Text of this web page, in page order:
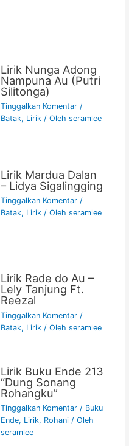
Lirik Nunga Adong
Nampuna Au (Putri
Silitonga)
Tinggalkan Komentar /
Batak, Lirik/ Oleh seramlee
Lirik Mardua Dalan
– Lidya Sigalingging
Tinggalkan Komentar /
Batak, Lirik/ Oleh seramlee
Lirik Rade do Au –
Lely Tanjung Ft.
Reezal
Tinggalkan Komentar /
Batak, Lirik/ Oleh seramlee
Lirik Buku Ende 213
“Dung Sonang
Rohangku”
Tinggalkan Komentar / Buku
Ende, Lirik, Rohani/ Oleh
seramlee